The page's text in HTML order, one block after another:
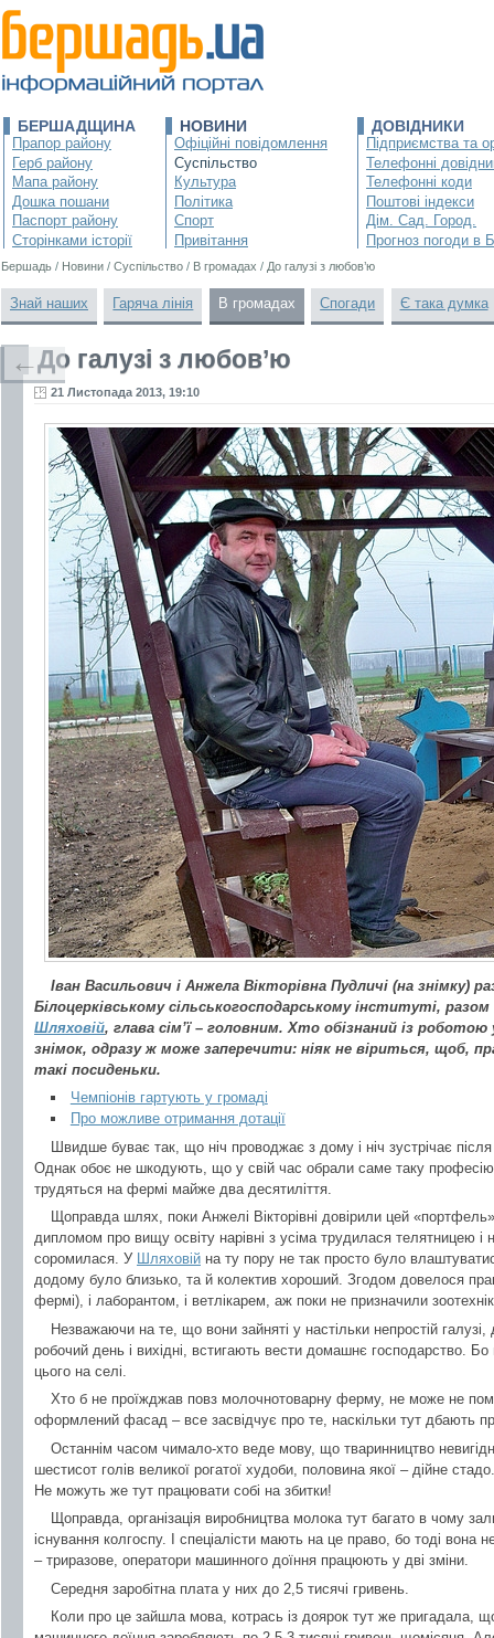
БЕРШАДЩИНА
Прапор району
Герб району
Мапа району
Дошка пошани
Паспорт району
Сторінками історії
НОВИНИ
Офіційні повідомлення
Суспільство
Культура
Політика
Спорт
Привітання
ДОВІДНИКИ
Підприємства та
Телефонні
Телефонні коди
Поштові індекси
Дім. Сад. Город.
Прогноз погоди в
Бершадь / Новини / Суспільство / В громадах / До галузі з любов’ю
Знай наших Гаряча лінія В громадах Спогади Є така думка
До галузі з любов’ю
21 Листопада 2013, 19:10
Іван Васильович і Анжела Вікторівна Пудличі (на знімку)
Білоцерківському сільськогосподарському інституті,
Шляховій, глава сім’ї – головним. Хто обізнаний із
знімок, одразу ж може заперечити: ніяк не віриться, щоб,
такі посиденьки.
Чемпіонів гартують у громаді
Про можливе отримання дотації
Швидше буває так, що ніч проводжає з дому і ніч зустрічає
Однак обоє не шкодують, що у свій час обрали саме таку
трудяться на фермі майже два десятиліття.
Щоправда шлях, поки Анжелі Вікторівні довірили цей
дипломом про вищу освіту нарівні з усіма трудилася телятницею і
соромилася. У Шляховій на ту пору не так просто було
додому було близько, та й колектив хороший. Згодом довелося
фермі), і лаборантом, і ветлікарем, аж поки не призначили
Незважаючи на те, що вони зайняті у настільки непростій
робочий день і вихідні, встигають вести домашнє господарство.
цього на селі.
Хто б не проїжджав повз молочнотоварну ферму, не може не
оформлений фасад – все засвідчує про те, наскільки тут дбають
Останнім часом чимало-хто веде мову, що тваринництво
шестисот голів великої рогатої худоби, половина якої – дійне стадо.
Не можуть же тут працювати собі на збитки!
Щоправда, організація виробництва молока тут багато в чому
існування колгоспу. І спеціалісти мають на це право, бо тоді вона
– триразове, оператори машинного доїння працюють у дві зміни.
Середня заробітна плата у них до 2,5 тисячі гривень.
Коли про це зайшла мова, котрась із доярок тут же пригадала,
←